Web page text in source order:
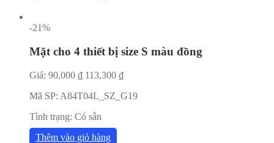
-21%
Mặt cho 4 thiết bị size S màu đồng
Giá: 90,000 ₫ 113,300 ₫
Mã SP: A84T04L_SZ_G19
Tình trạng: Có sẵn
Thêm vào giỏ hàng